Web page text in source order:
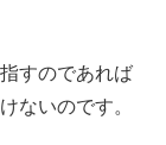
すのであれば
ないのです。